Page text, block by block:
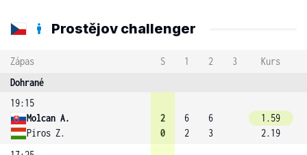
Prostějov challenger
Zápas S 1 2 3
Kurs
Dohrané
19:15
Molcan A.
Piros Z.
2
0
6
2
6
3
1.59
2.19